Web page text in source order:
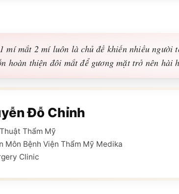
mắt 2 mí luôn là chủ đề khiến nhiều người
hoàn thiện đôi mắt để gương mặt trở nên hài
Đỗ Chỉnh
Thẩm Mỹ
Môn Bệnh Viện Thẩm Mỹ Medika
Clinic